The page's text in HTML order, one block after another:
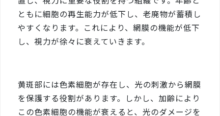
ともに細胞の再生能力が低下し、老廃物が蓄積し
やすくなります。これにより、網膜の機能が低下
し、視力が徐々に衰えていきます。
黄斑部には色素細胞が存在し、光の刺激から網膜
を保護する役割があります。しかし、加齢により
この色素細胞の機能が衰えると、光のダメージを